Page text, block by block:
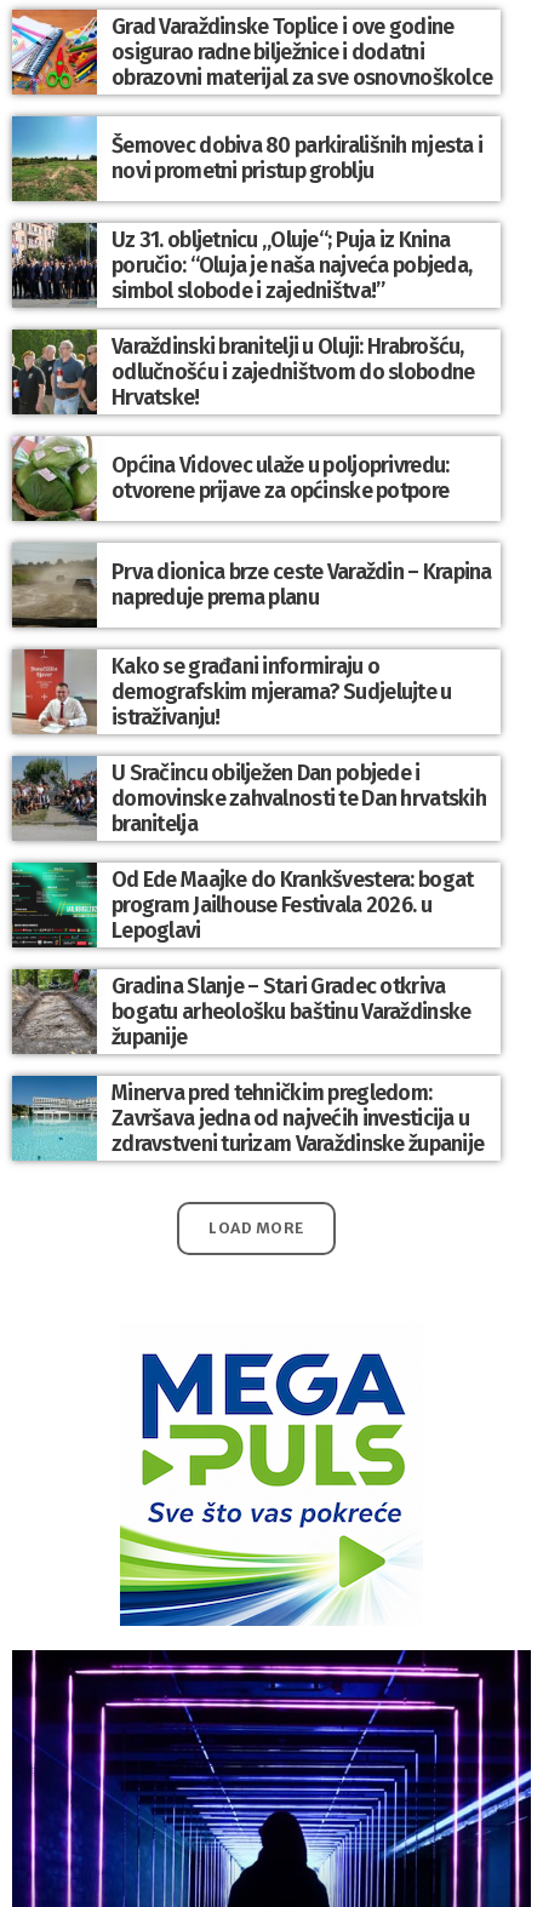
Grad Varaždinske Toplice i ove godine
osigurao radne bilježnice i dodatni
obrazovni materijal za sve osnovnoškolce
Šemovec dobiva 80 parkirališnih mjesta i
novi prometni pristup groblju
Uz 31. obljetnicu „Oluje“; Puja iz Knina
poručio: “Oluja je naša najveća pobjeda,
simbol slobode i zajedništva!”
Varaždinski branitelji u Oluji: Hrabrošću,
odlučnošću i zajedništvom do slobodne
Hrvatske!
Općina Vidovec ulaže u poljoprivredu:
otvorene prijave za općinske potpore
Prva dionica brze ceste Varaždin – Krapina
napreduje prema planu
Kako se građani informiraju o
demografskim mjerama? Sudjelujte u
istraživanju!
U Sračincu obilježen Dan pobjede i
domovinske zahvalnosti te Dan hrvatskih
branitelja
Od Ede Maajke do Krankšvestera: bogat
program Jailhouse Festivala 2026. u
Lepoglavi
Gradina Slanje – Stari Gradec otkriva
bogatu arheološku baštinu Varaždinske
županije
Minerva pred tehničkim pregledom:
Završava jedna od najvećih investicija u
zdravstveni turizam Varaždinske županije
LOAD MORE